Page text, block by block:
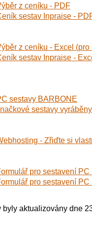
z ceníku - PDF
sestav Inpraise -
z ceníku - Excel (pro
sestav Inpraise -
sestavy BARBONE
sestavy
- Zřiďte si
pro sestavení
pro sestavení
byly aktualizovány dne